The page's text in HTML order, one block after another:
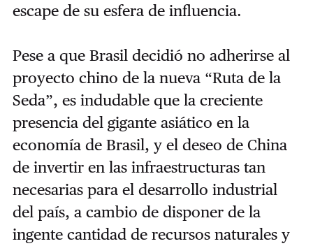
escape de su esfera de influencia.
Pese a que Brasil decidió no adherirse al
proyecto chino de la nueva “Ruta de la
Seda”, es indudable que la creciente
presencia del gigante asiático en la
economía de Brasil, y el deseo de China
de invertir en las infraestructuras tan
necesarias para el desarrollo industrial
del país, a cambio de disponer de la
ingente cantidad de recursos naturales y